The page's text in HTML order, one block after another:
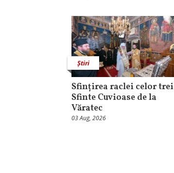
Știri
Sfințirea raclei celor trei
Sfinte Cuvioase de la
Văratec
03 Aug, 2026